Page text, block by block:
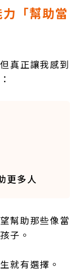
「幫助當
真正讓我感到
更多人
幫助那些像當
子。
就有選擇。